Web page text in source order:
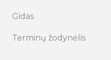
Gidas
Terminų žodynėlis